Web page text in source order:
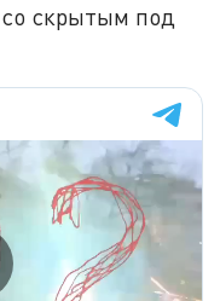
скрытым под